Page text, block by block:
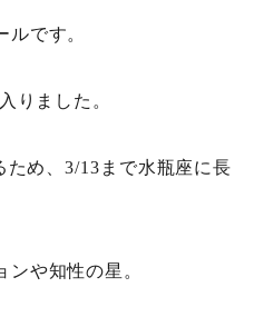
です。
りました。
ため、3/13まで水瓶座に長
や知性の星。